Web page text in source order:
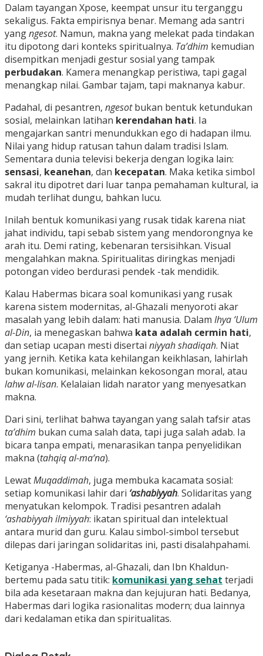
Dalam tayangan Xpose, keempat unsur itu terganggu
sekaligus. Fakta empirisnya benar. Memang ada santri
yangngesot. Namun, makna yang melekat pada tindakan
itu dipotong dari konteks spiritualnya. Ta’dhim kemudian
disempitkan menjadi gestur sosial yang tampak
perbudakan. Kamera menangkap peristiwa, tapi gagal
menangkap nilai. Gambar tajam, tapi maknanya kabur.
Padahal, di pesantren, ngesotbukan bentuk ketundukan
sosial, melainkan latihan kerendahan hati. Ia
mengajarkan santri menundukkan ego di hadapan ilmu.
Nilai yang hidup ratusan tahun dalam tradisi Islam.
Sementara dunia televisi bekerja dengan logika lain:
sensasi, keanehan, dan kecepatan. Maka ketika simbol
sakral itu dipotret dari luar tanpa pemahaman kultural, ia
mudah terlihat dungu, bahkan lucu.
Inilah bentuk komunikasi yang rusak tidak karena niat
jahat individu, tapi sebab sistem yang mendorongnya ke
arah itu. Demi rating, kebenaran tersisihkan. Visual
mengalahkan makna. Spiritualitas diringkas menjadi
potongan video berdurasi pendek -tak mendidik.
Kalau Habermas bicara soal komunikasi yang rusak
karena sistem modernitas, al-Ghazali menyoroti akar
masalah yang lebih dalam: hati manusia. Dalam Ihya ‘Ulum
al-Din, ia menegaskan bahwa kata adalah cermin hati,
dan setiap ucapan mesti disertai niyyah shadiqah. Niat
yang jernih. Ketika kata kehilangan keikhlasan, lahirlah
bukan komunikasi, melainkan kekosongan moral, atau
lahw al-lisan. Kelalaian lidah narator yang menyesatkan
makna.
Dari sini, terlihat bahwa tayangan yang salah tafsir atas
ta’dhim bukan cuma salah data, tapi juga salah adab. Ia
bicara tanpa empati, menarasikan tanpa penyelidikan
makna (tahqiq al-ma‘na).
LewatMuqaddimah, juga membuka kacamata sosial:
setiap komunikasi lahir dari ‘ashabiyyah. Solidaritas yang
menyatukan kelompok. Tradisi pesantren adalah
‘ashabiyyah ilmiyyah: ikatan spiritual dan intelektual
antara murid dan guru. Kalau simbol-simbol tersebut
dilepas dari jaringan solidaritas ini, pasti disalahpahami.
Ketiganya -Habermas, al-Ghazali, dan Ibn Khaldun-
bertemu pada satu titik: komunikasi yang sehat terjadi
bila ada kesetaraan makna dan kejujuran hati. Bedanya,
Habermas dari logika rasionalitas modern; dua lainnya
dari kedalaman etika dan spiritualitas.